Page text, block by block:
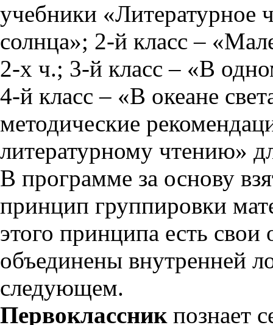
учебники «Литературное
солнца»; 2-й класс –
2-х ч.; 3-й класс – «В
4-й класс – «В океане
методические
литературному чтению»
В программе за основу
принцип группировки
этого принципа есть
объединены внутренней
следующем.
Первоклассникпознает